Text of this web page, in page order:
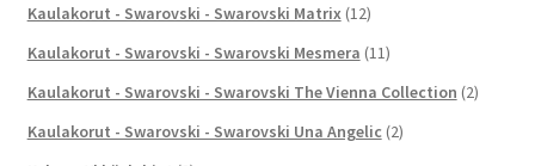
Kaulakorut - Swarovski - Swarovski Matrix (12)
Kaulakorut - Swarovski - Swarovski Mesmera (11)
Kaulakorut - Swarovski - Swarovski The Vienna Collection (2)
Kaulakorut - Swarovski - Swarovski Una Angelic (2)